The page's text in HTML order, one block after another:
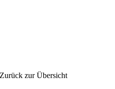
Zurück zur Übersicht